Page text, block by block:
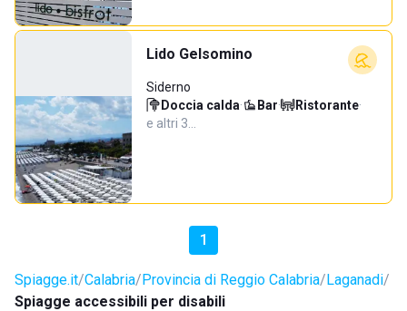
Lido Gelsomino
Siderno
Doccia calda· Bar· Ristorante·
e altri 3…
1
Spiagge.it Calabria Provincia di Reggio Calabria Laganadi
Spiagge accessibili per disabili